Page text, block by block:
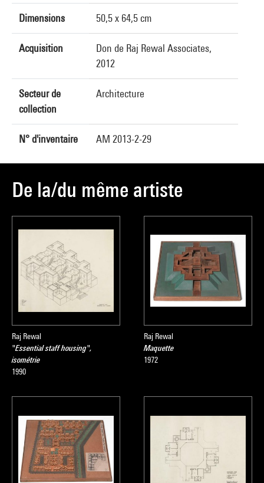
Dimensions 50,5 x 64,5 cm
Acquisition
Don de Raj Rewal Associates,
2012
Secteur de
collection
Architecture
N° d'inventaire AM 2013-2-29
De la/du même artiste
Raj Rewal
"Essential staff housing",
isométrie
1990
Raj Rewal
Maquette
1972